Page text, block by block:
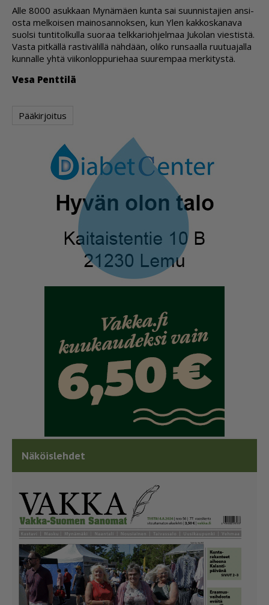
Al­le 8000 asuk­kaan My­nä­mä­en kun­ta sai suun­nis­ta­jien an­si­
os­ta mel­koi­sen mai­no­san­nok­sen, kun Ylen kak­kos­ka­na­va
suol­si tun­ti­tol­kul­la suo­raa telk­ka­ri­oh­jel­maa Ju­ko­lan vies­tis­tä.
Vas­ta pit­käl­lä ras­ti­vä­lil­lä näh­dään, oli­ko run­saal­la ruu­tu­a­jal­la
kun­nal­le yh­tä vii­kon­lop­pu­rie­haa suu­rem­paa mer­ki­tys­tä.
Vesa Pent­ti­lä
Pääkirjoitus
Näköislehdet